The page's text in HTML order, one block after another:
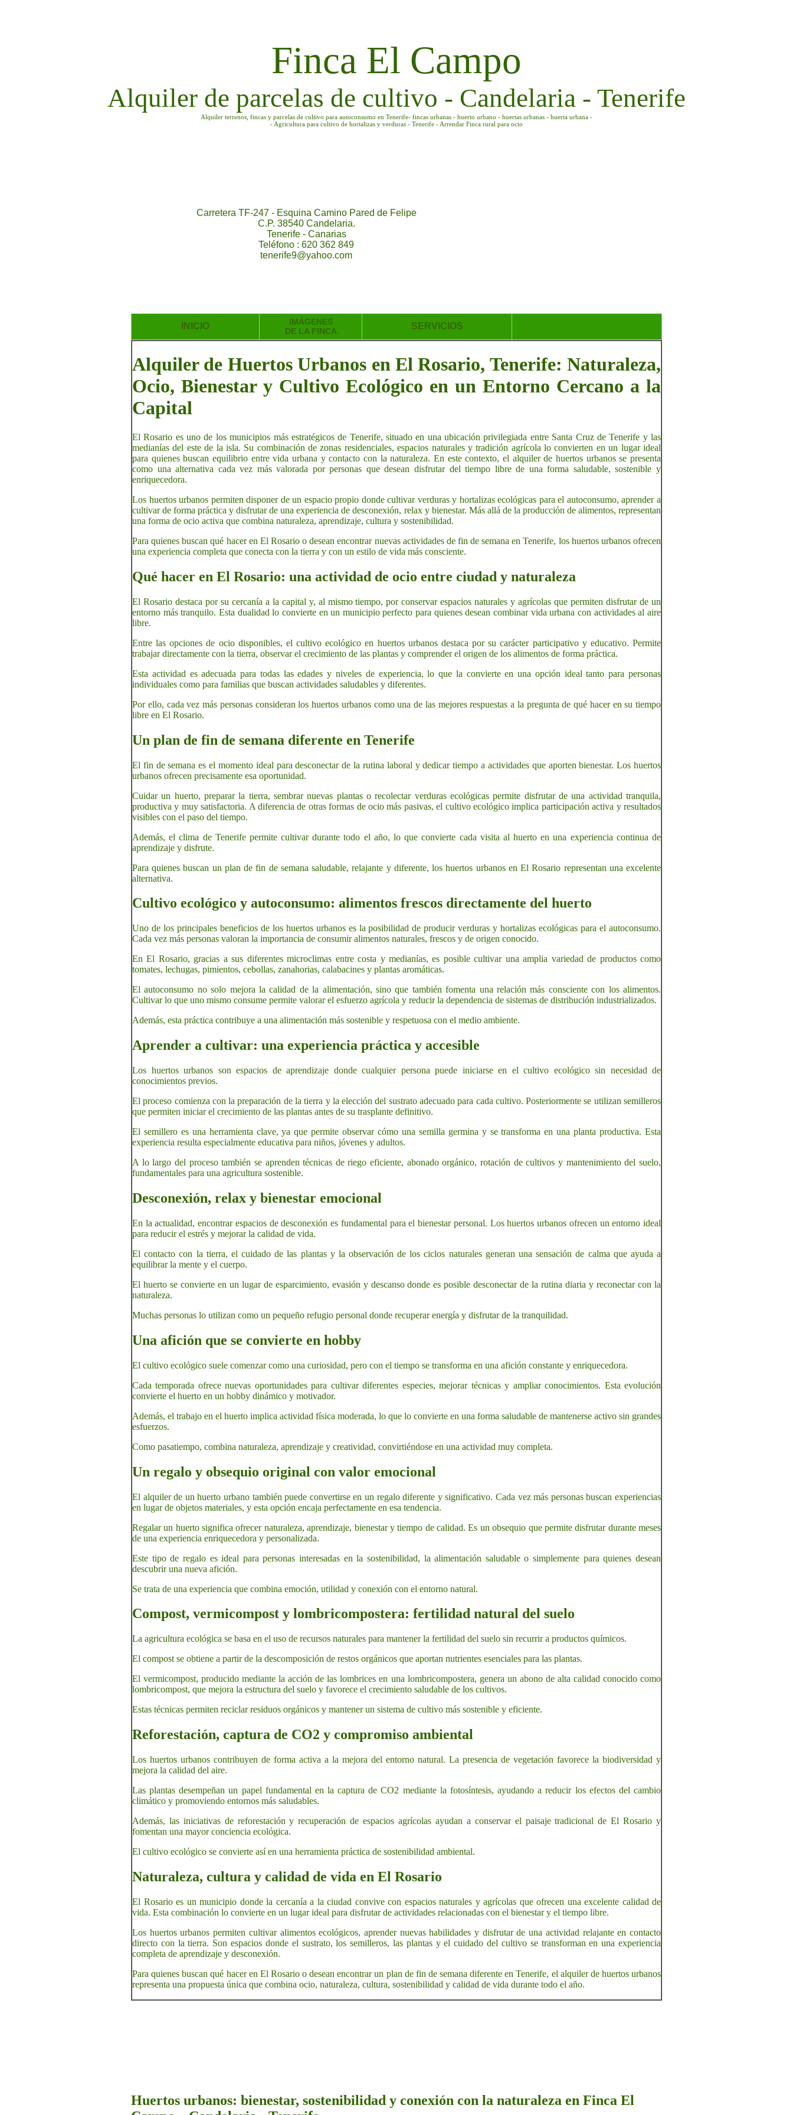
Finca El Campo
Alquiler de parcelas de cultivo - Candelaria - Tenerife
Alquiler terrenos, fincas y parcelas de cultivo para autoconsumo en Tenerife- fincas urbanas - huerto urbano - huertas urbanas - huerta urbana -
- Agricultura para cultivo de hortalizas y verduras - Tenerife - Arrendar Finca rural para ocio
Carretera TF-247 - Esquina Camino Pared de Felipe
C.P. 38540 Candelaria.
Tenerife - Canarias
Teléfono : 620 362 849
tenerife9@yahoo.com
INICIO
IMÁGENES
DE LA FINCA
SERVICIOS
Alquiler de Huertos Urbanos en El Rosario, Tenerife: Naturaleza,
Ocio, Bienestar y Cultivo Ecológico en un Entorno Cercano a la
Capital
El Rosario es uno de los municipios más estratégicos de Tenerife, situado en una ubicación privilegiada entre Santa Cruz de Tenerife y las
medianías del este de la isla. Su combinación de zonas residenciales, espacios naturales y tradición agrícola lo convierten en un lugar ideal
para quienes buscan equilibrio entre vida urbana y contacto con la naturaleza. En este contexto, el alquiler de huertos urbanos se presenta
como una alternativa cada vez más valorada por personas que desean disfrutar del tiempo libre de una forma saludable, sostenible y
enriquecedora.
Los huertos urbanos permiten disponer de un espacio propio donde cultivar verduras y hortalizas ecológicas para el autoconsumo, aprender a
cultivar de forma práctica y disfrutar de una experiencia de desconexión, relax y bienestar. Más allá de la producción de alimentos, representan
una forma de ocio activa que combina naturaleza, aprendizaje, cultura y sostenibilidad.
Para quienes buscan qué hacer en El Rosario o desean encontrar nuevas actividades de fin de semana en Tenerife, los huertos urbanos ofrecen
una experiencia completa que conecta con la tierra y con un estilo de vida más consciente.
Qué hacer en El Rosario: una actividad de ocio entre ciudad y naturaleza
El Rosario destaca por su cercanía a la capital y, al mismo tiempo, por conservar espacios naturales y agrícolas que permiten disfrutar de un
entorno más tranquilo. Esta dualidad lo convierte en un municipio perfecto para quienes desean combinar vida urbana con actividades al aire
libre.
Entre las opciones de ocio disponibles, el cultivo ecológico en huertos urbanos destaca por su carácter participativo y educativo. Permite
trabajar directamente con la tierra, observar el crecimiento de las plantas y comprender el origen de los alimentos de forma práctica.
Esta actividad es adecuada para todas las edades y niveles de experiencia, lo que la convierte en una opción ideal tanto para personas
individuales como para familias que buscan actividades saludables y diferentes.
Por ello, cada vez más personas consideran los huertos urbanos como una de las mejores respuestas a la pregunta de qué hacer en su tiempo
libre en El Rosario.
Un plan de fin de semana diferente en Tenerife
El fin de semana es el momento ideal para desconectar de la rutina laboral y dedicar tiempo a actividades que aporten bienestar. Los huertos
urbanos ofrecen precisamente esa oportunidad.
Cuidar un huerto, preparar la tierra, sembrar nuevas plantas o recolectar verduras ecológicas permite disfrutar de una actividad tranquila,
productiva y muy satisfactoria. A diferencia de otras formas de ocio más pasivas, el cultivo ecológico implica participación activa y resultados
visibles con el paso del tiempo.
Además, el clima de Tenerife permite cultivar durante todo el año, lo que convierte cada visita al huerto en una experiencia continua de
aprendizaje y disfrute.
Para quienes buscan un plan de fin de semana saludable, relajante y diferente, los huertos urbanos en El Rosario representan una excelente
alternativa.
Cultivo ecológico y autoconsumo: alimentos frescos directamente del huerto
Uno de los principales beneficios de los huertos urbanos es la posibilidad de producir verduras y hortalizas ecológicas para el autoconsumo.
Cada vez más personas valoran la importancia de consumir alimentos naturales, frescos y de origen conocido.
En El Rosario, gracias a sus diferentes microclimas entre costa y medianías, es posible cultivar una amplia variedad de productos como
tomates, lechugas, pimientos, cebollas, zanahorias, calabacines y plantas aromáticas.
El autoconsumo no solo mejora la calidad de la alimentación, sino que también fomenta una relación más consciente con los alimentos.
Cultivar lo que uno mismo consume permite valorar el esfuerzo agrícola y reducir la dependencia de sistemas de distribución industrializados.
Además, esta práctica contribuye a una alimentación más sostenible y respetuosa con el medio ambiente.
Aprender a cultivar: una experiencia práctica y accesible
Los huertos urbanos son espacios de aprendizaje donde cualquier persona puede iniciarse en el cultivo ecológico sin necesidad de
conocimientos previos.
El proceso comienza con la preparación de la tierra y la elección del sustrato adecuado para cada cultivo. Posteriormente se utilizan semilleros
que permiten iniciar el crecimiento de las plantas antes de su trasplante definitivo.
El semillero es una herramienta clave, ya que permite observar cómo una semilla germina y se transforma en una planta productiva. Esta
experiencia resulta especialmente educativa para niños, jóvenes y adultos.
A lo largo del proceso también se aprenden técnicas de riego eficiente, abonado orgánico, rotación de cultivos y mantenimiento del suelo,
fundamentales para una agricultura sostenible.
Desconexión, relax y bienestar emocional
En la actualidad, encontrar espacios de desconexión es fundamental para el bienestar personal. Los huertos urbanos ofrecen un entorno ideal
para reducir el estrés y mejorar la calidad de vida.
El contacto con la tierra, el cuidado de las plantas y la observación de los ciclos naturales generan una sensación de calma que ayuda a
equilibrar la mente y el cuerpo.
El huerto se convierte en un lugar de esparcimiento, evasión y descanso donde es posible desconectar de la rutina diaria y reconectar con la
naturaleza.
Muchas personas lo utilizan como un pequeño refugio personal donde recuperar energía y disfrutar de la tranquilidad.
Una afición que se convierte en hobby
El cultivo ecológico suele comenzar como una curiosidad, pero con el tiempo se transforma en una afición constante y enriquecedora.
Cada temporada ofrece nuevas oportunidades para cultivar diferentes especies, mejorar técnicas y ampliar conocimientos. Esta evolución
convierte el huerto en un hobby dinámico y motivador.
Además, el trabajo en el huerto implica actividad física moderada, lo que lo convierte en una forma saludable de mantenerse activo sin grandes
esfuerzos.
Como pasatiempo, combina naturaleza, aprendizaje y creatividad, convirtiéndose en una actividad muy completa.
Un regalo y obsequio original con valor emocional
El alquiler de un huerto urbano también puede convertirse en un regalo diferente y significativo. Cada vez más personas buscan experiencias
en lugar de objetos materiales, y esta opción encaja perfectamente en esa tendencia.
Regalar un huerto significa ofrecer naturaleza, aprendizaje, bienestar y tiempo de calidad. Es un obsequio que permite disfrutar durante meses
de una experiencia enriquecedora y personalizada.
Este tipo de regalo es ideal para personas interesadas en la sostenibilidad, la alimentación saludable o simplemente para quienes desean
descubrir una nueva afición.
Se trata de una experiencia que combina emoción, utilidad y conexión con el entorno natural.
Compost, vermicompost y lombricompostera: fertilidad natural del suelo
La agricultura ecológica se basa en el uso de recursos naturales para mantener la fertilidad del suelo sin recurrir a productos químicos.
El compost se obtiene a partir de la descomposición de restos orgánicos que aportan nutrientes esenciales para las plantas.
El vermicompost, producido mediante la acción de las lombrices en una lombricompostera, genera un abono de alta calidad conocido como
lombricompost, que mejora la estructura del suelo y favorece el crecimiento saludable de los cultivos.
Estas técnicas permiten reciclar residuos orgánicos y mantener un sistema de cultivo más sostenible y eficiente.
Reforestación, captura de CO2 y compromiso ambiental
Los huertos urbanos contribuyen de forma activa a la mejora del entorno natural. La presencia de vegetación favorece la biodiversidad y
mejora la calidad del aire.
Las plantas desempeñan un papel fundamental en la captura de CO2 mediante la fotosíntesis, ayudando a reducir los efectos del cambio
climático y promoviendo entornos más saludables.
Además, las iniciativas de reforestación y recuperación de espacios agrícolas ayudan a conservar el paisaje tradicional de El Rosario y
fomentan una mayor conciencia ecológica.
El cultivo ecológico se convierte así en una herramienta práctica de sostenibilidad ambiental.
Naturaleza, cultura y calidad de vida en El Rosario
El Rosario es un municipio donde la cercanía a la ciudad convive con espacios naturales y agrícolas que ofrecen una excelente calidad de
vida. Esta combinación lo convierte en un lugar ideal para disfrutar de actividades relacionadas con el bienestar y el tiempo libre.
Los huertos urbanos permiten cultivar alimentos ecológicos, aprender nuevas habilidades y disfrutar de una actividad relajante en contacto
directo con la tierra. Son espacios donde el sustrato, los semilleros, las plantas y el cuidado del cultivo se transforman en una experiencia
completa de aprendizaje y desconexión.
Para quienes buscan qué hacer en El Rosario o desean encontrar un plan de fin de semana diferente en Tenerife, el alquiler de huertos urbanos
representa una propuesta única que combina ocio, naturaleza, cultura, sostenibilidad y calidad de vida durante todo el año.
Huertos urbanos: bienestar, sostenibilidad y conexión con la naturaleza en Finca El